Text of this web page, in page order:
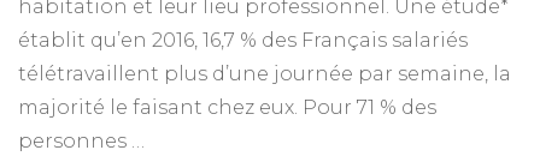
habitation et leur lieu professionnel. Une étude*
établit qu’en 2016, 16,7 % des Français salariés
télétravaillent plus d’une journée par semaine, la
majorité le faisant chez eux. Pour 71 % des
personnes …